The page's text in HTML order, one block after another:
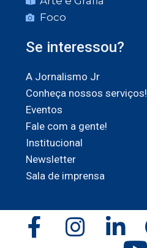
Foco
Se interessou?
A Jornalismo Jr
Conheça nossos serviços!
Eventos
Fale com a gente!
Institucional
Newsletter
Sala de imprensa